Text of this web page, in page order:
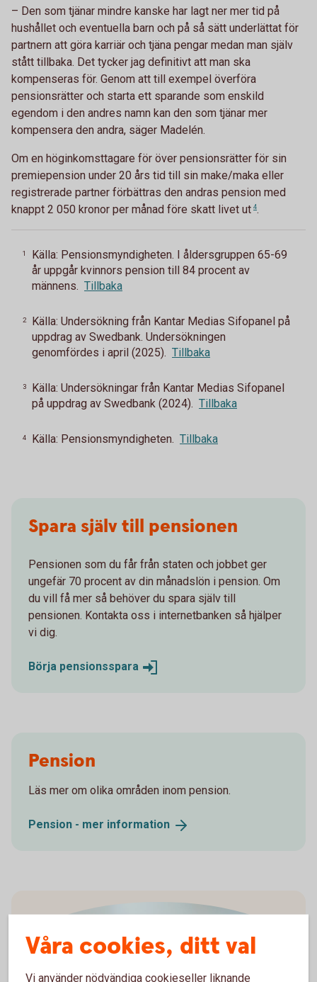
– Den som tjänar mindre kanske har lagt ner mer tid på
hushållet och eventuella barn och på så sätt underlättat för
partnern att göra karriär och tjäna pengar medan man själv
stått tillbaka. Det tycker jag definitivt att man ska
kompenseras för. Genom att till exempel överföra
pensionsrätter och starta ett sparande som enskild
egendom i den andres namn kan den som tjänar mer
kompensera den andra, säger Madelén.
Om en höginkomsttagare för över pensionsrätter för sin
premiepension under 20 års tid till sin make/maka eller
registrerade partner förbättras den andras pension med
knappt 2 050 kronor per månad före skatt livet ut 4.
1
Källa: Pensionsmyndigheten. I åldersgruppen 65-69
år uppgår kvinnors pension till 84 procent av
männens. Tillbaka
2
Källa: Undersökning från Kantar Medias Sifopanel på
uppdrag av Swedbank. Undersökningen
genomfördes i april (2025). Tillbaka
3
Källa: Undersökningar från Kantar Medias Sifopanel
på uppdrag av Swedbank (2024). Tillbaka
4 Källa: Pensionsmyndigheten. Tillbaka
Spara själv till pensionen
Pensionen som du får från staten och jobbet ger
ungefär 70 procent av din månadslön i pension. Om
du vill få mer så behöver du spara själv till
pensionen. Kontakta oss i internetbanken så hjälper
vi dig.
Börja pensionsspara
Pension
Läs mer om olika områden inom pension.
Pension - mer information
Våra cookies, ditt val
Vi använder nödvändiga cookieseller liknande